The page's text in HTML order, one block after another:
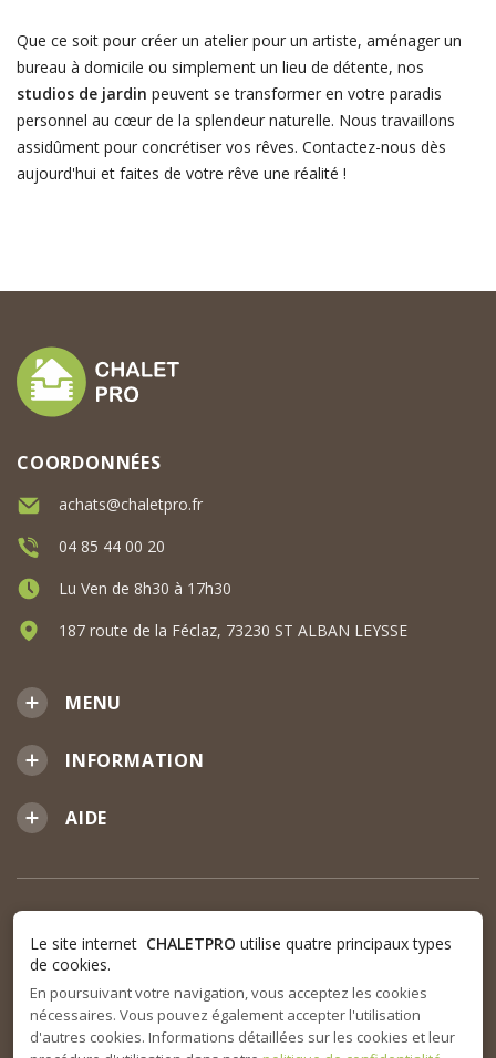
Que ce soit pour créer un atelier pour un artiste, aménager un
bureau à domicile ou simplement un lieu de détente, nos
studios de jardin peuvent se transformer en votre paradis
personnel au cœur de la splendeur naturelle. Nous travaillons
assidûment pour concrétiser vos rêves. Contactez-nous dès
aujourd'hui et faites de votre rêve une réalité !
MENU
INFORMATION
AIDE
COORDONNÉES
achats@chaletpro.fr
04 85 44 00 20
Lu Ven de 8h30 à 17h30
187 route de la Féclaz, 73230 ST ALBAN LEYSSE
Le site internet CHALETPRO utilise quatre principaux types
de cookies.
En poursuivant votre navigation, vous acceptez les cookies
nécessaires. Vous pouvez également accepter l'utilisation
d'autres cookies. Informations détaillées sur les cookies et leur